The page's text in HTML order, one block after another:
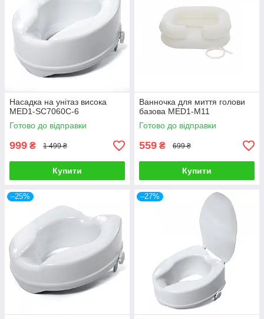
Насадка на унітаз висока
MED1-SC7060C-6
Готово до відправки
999 ₴ 1 499 ₴
Купити
Ванночка для миття голови
базова MED1-M11
Готово до відправки
559 ₴ 699 ₴
Купити
–25% –27%